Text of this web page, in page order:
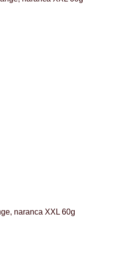
naranca XXL 60g